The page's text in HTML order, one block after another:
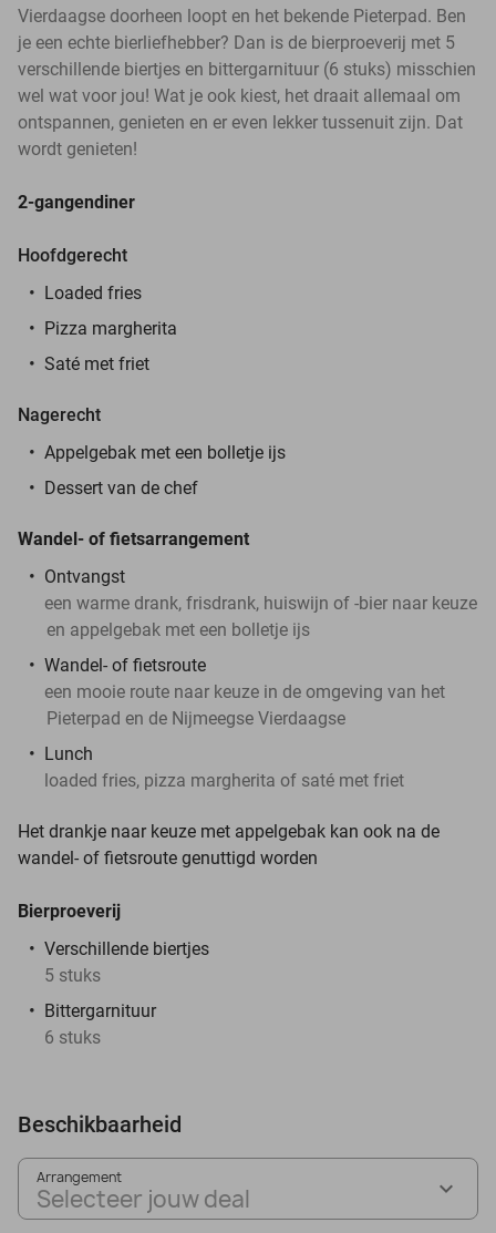
Vierdaagse doorheen loopt en het bekende Pieterpad. Ben
je een echte bierliefhebber? Dan is de bierproeverij met 5
verschillende biertjes en bittergarnituur (6 stuks) misschien
wel wat voor jou! Wat je ook kiest, het draait allemaal om
ontspannen, genieten en er even lekker tussenuit zijn. Dat
wordt genieten!
2-gangendiner
Hoofdgerecht
Loaded fries
Pizza margherita
Saté met friet
Nagerecht
Appelgebak met een bolletje ijs
Dessert van de chef
Wandel- of fietsarrangement
Ontvangst
een warme drank, frisdrank, huiswijn of -bier naar keuze
en appelgebak met een bolletje ijs
Wandel- of fietsroute
een mooie route naar keuze in de omgeving van het
Pieterpad en de Nijmeegse Vierdaagse
Lunch
loaded fries, pizza margherita of saté met friet
Het drankje naar keuze met appelgebak kan ook na de
wandel- of fietsroute genuttigd worden
Bierproeverij
Verschillende biertjes
5 stuks
Bittergarnituur
6 stuks
Beschikbaarheid
Arrangement
Selecteer jouw deal